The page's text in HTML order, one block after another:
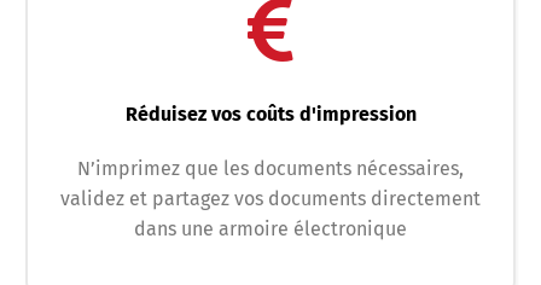
Réduisez vos coûts d'impression
N’imprimez que les documents nécessaires,
validez et partagez vos documents directement
dans une armoire électronique